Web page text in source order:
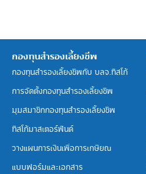
กองทุนสำรองเลี้ยงชีพ
กองทุนสำรองเลี้ยงชีพกับ บลจ.ทิสโก้
การจัดตั้งกองทุนสำรองเลี้ยงชีพ
มุมสมาชิกกองทุนสำรองเลี้ยงชีพ
ทิสโก้มาสเตอร์ฟันด์
วางแผนการเงินเพื่อการเกษียณ
แบบฟอร์มและเอกสาร